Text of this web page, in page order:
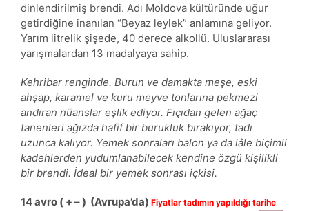
dinlendirilmiş brendi. Adı Moldova kültüründe uğur
getirdiğine inanılan “Beyaz leylek” anlamına geliyor.
Yarım litrelik şişede, 40 derece alkollü. Uluslararası
yarışmalardan 13 madalyaya sahip.
Kehribar renginde. Burun ve damakta meşe, eski
ahşap, karamel ve kuru meyve tonlarına pekmezi
andıran nüanslar eşlik ediyor. Fıçıdan gelen ağaç
tanenleri ağızda hafif bir burukluk bırakıyor, tadı
uzunca kalıyor. Yemek sonraları balon ya da lâle biçimli
kadehlerden yudumlanabilecek kendine özgü kişilikli
bir brendi. İdeal bir yemek sonrası içkisi.
14 avro ( + – ) (Avrupa’da) Fiyatlar tadımın yapıldığı tarihe